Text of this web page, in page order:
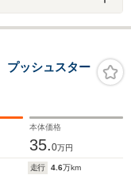
ッシュスター
本体価格
35.0万円
走行 4.6万km